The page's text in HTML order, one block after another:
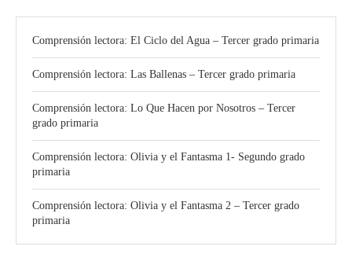
Comprensión lectora: El Ciclo del Agua – Tercer grado primaria
Comprensión lectora: Las Ballenas – Tercer grado primaria
Comprensión lectora: Lo Que Hacen por Nosotros – Tercer
grado primaria
Comprensión lectora: Olivia y el Fantasma 1- Segundo grado
primaria
Comprensión lectora: Olivia y el Fantasma 2 – Tercer grado
primaria